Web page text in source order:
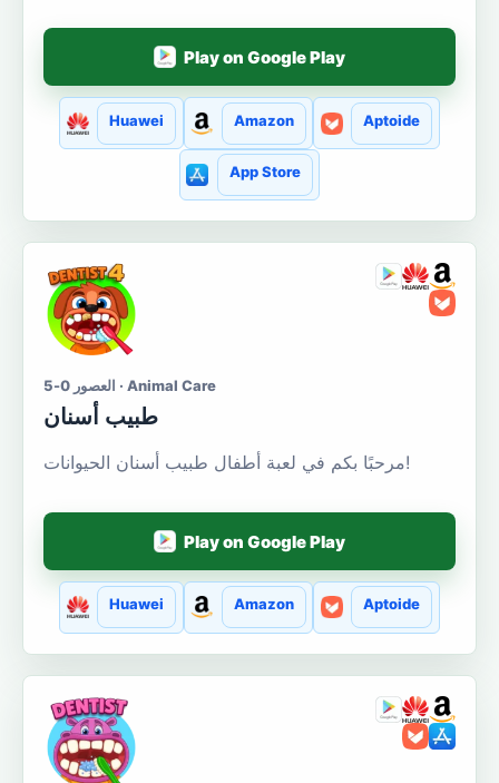
Play on Google Play
Huawei Amazon Aptoide
App Store
العصور 0-5 · Animal Care
طبيب أسنان
مرحبًا بكم في لعبة أطفال طبيب أسنان الحيوانات!
Play on Google Play
Huawei Amazon Aptoide